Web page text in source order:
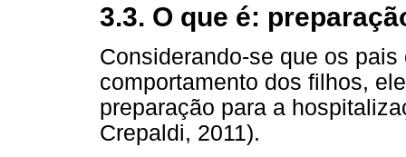
3.3. O que é:
Considerando-se que os
comportamento dos filhos,
preparação para a
Crepaldi, 2011).